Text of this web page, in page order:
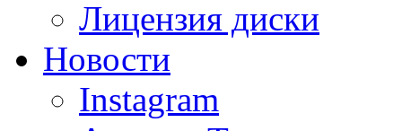
Лицензия диски
Новости
Instagram